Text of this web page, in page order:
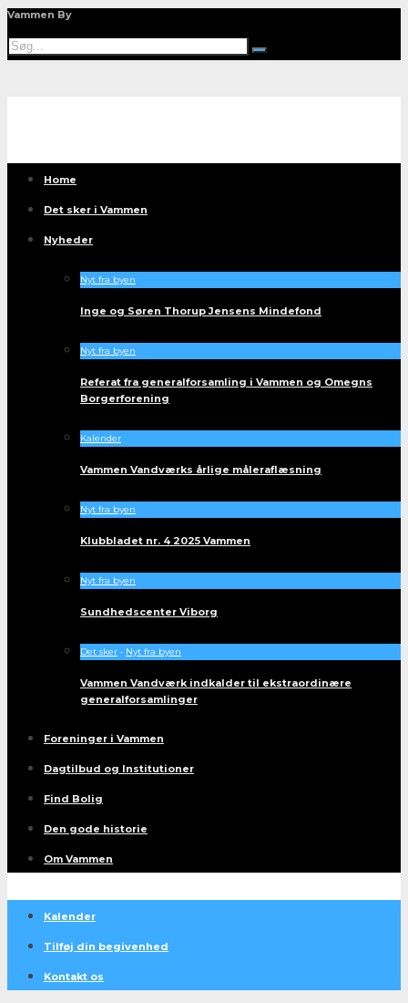
Vammen By
Home
Det sker i Vammen
Nyheder
Nyt fra byen
Inge og Søren Thorup Jensens Mindefond
Nyt fra byen
Referat fra generalforsamling i Vammen og Omegns
Borgerforening
Kalender
Vammen Vandværks årlige måleraflæsning
Nyt fra byen
Klubbladet nr. 4 2025 Vammen
Nyt fra byen
Sundhedscenter Viborg
Det sker • Nyt fra byen
Vammen Vandværk indkalder til ekstraordinære
generalforsamlinger
Foreninger i Vammen
Dagtilbud og Institutioner
Find Bolig
Den gode historie
Om Vammen
Kalender
Tilføj din begivenhed
Kontakt os